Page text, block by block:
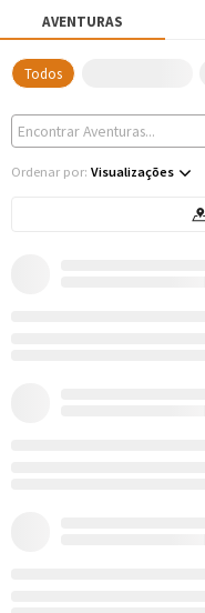
AVENTURAS
Todos
Ordenar por: Visualizações